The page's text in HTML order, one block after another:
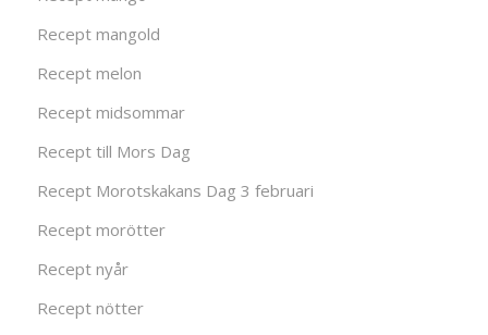
Recept mangold
Recept melon
Recept midsommar
Recept till Mors Dag
Recept Morotskakans Dag 3 februari
Recept morötter
Recept nyår
Recept nötter